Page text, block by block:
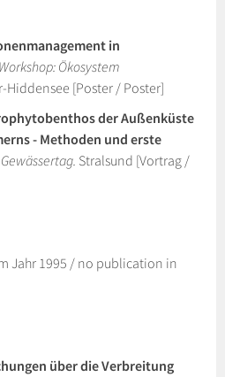
in
Workshop: Ökosystem
Hiddensee [Poster / Poster]
der Außenküste
- Methoden und erste
Stralsund [Vortrag /
Jahr 1995 / no publication in
über die Verbreitung